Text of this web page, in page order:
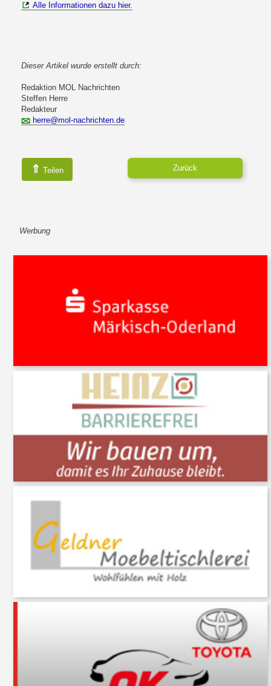
Alle Informationen dazu hier.
Dieser Artikel wurde erstellt durch:
Redaktion MOL Nachrichten
Steffen Herre
Redakteur
herre@mol-nachrichten.de
⇑ Teilen Zurück
Werbung